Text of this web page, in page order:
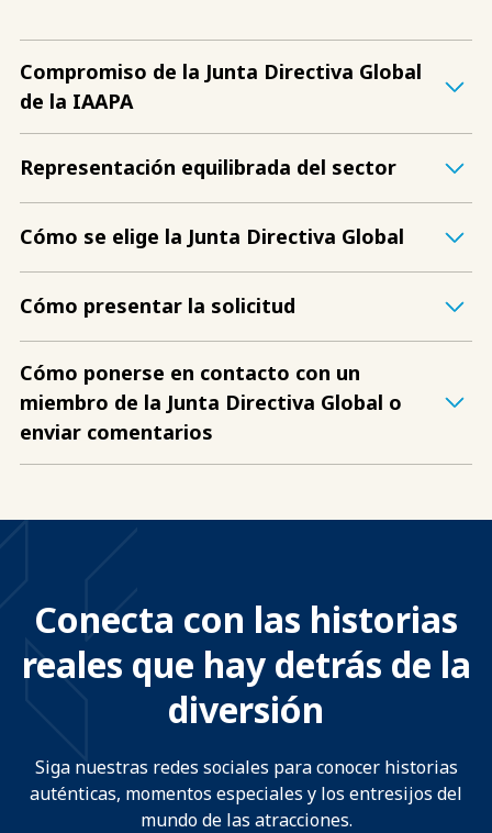
Compromiso de la Junta Directiva Global
de la IAAPA
Representación equilibrada del sector
Cómo se elige la Junta Directiva Global
Cómo presentar la solicitud
Cómo ponerse en contacto con un
miembro de la Junta Directiva Global o
enviar comentarios
Conecta con las historias
reales que hay detrás de la
diversión
Siga nuestras redes sociales para conocer historias
auténticas, momentos especiales y los entresijos del
mundo de las atracciones.